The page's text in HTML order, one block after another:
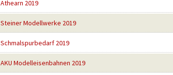
Athearn 2019
Steiner Modellwerke 2019
Schmalspurbedarf 2019
AKU Modelleisenbahnen 2019